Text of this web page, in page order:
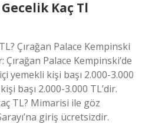
Gecelik Kaç Tl
Çırağan Palace Kempinski
Çırağan Palace Kempinski’de
yemekli kişi başı 2.000-3.000
başı 2.000-3.000 TL’dir.
TL? Mimarisi ile göz
giriş ücretsizdir.